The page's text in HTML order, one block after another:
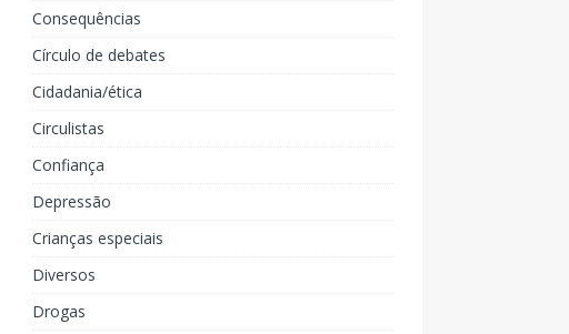
Consequências
Círculo de debates
Cidadania/ética
Circulistas
Confiança
Depressão
Crianças especiais
Diversos
Drogas